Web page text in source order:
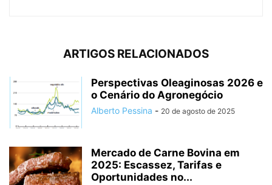
ARTIGOS RELACIONADOS
Perspectivas Oleaginosas 2026 e
o Cenário do Agronegócio
Alberto Pessina - 20 de agosto de 2025
Mercado de Carne Bovina em
2025: Escassez, Tarifas e
Oportunidades no...